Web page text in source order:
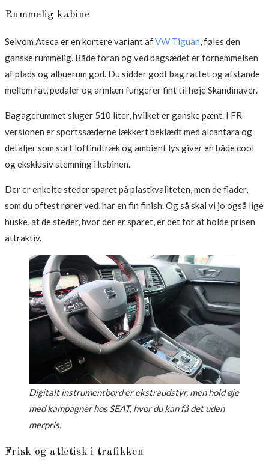
Rummelig kabine
Selvom Ateca er en kortere variant afVW Tiguan, føles den
ganske rummelig. Både foran og ved bagsædet er fornemmelsen
af plads og albuerum god. Du sidder godt bag rattet og afstande
mellem rat, pedaler og armlæn fungerer fint til høje Skandinaver.
Bagagerummet sluger 510 liter, hvilket er ganske pænt. I FR-
versionen er sportssæderne lækkert beklædt med alcantara og
detaljer som sort loftindtræk og ambient lys giver en både cool
og eksklusiv stemning i kabinen.
Der er enkelte steder sparet på plastkvaliteten, men de flader,
som du oftest rører ved, har en fin finish. Og så skal vi jo også lige
huske, at de steder, hvor der er sparet, er det for at holde prisen
attraktiv.
Digitalt instrumentbord er ekstraudstyr, men hold øje
med kampagner hos SEAT, hvor du kan få det uden
merpris.
Frisk og atletisk i trafikken